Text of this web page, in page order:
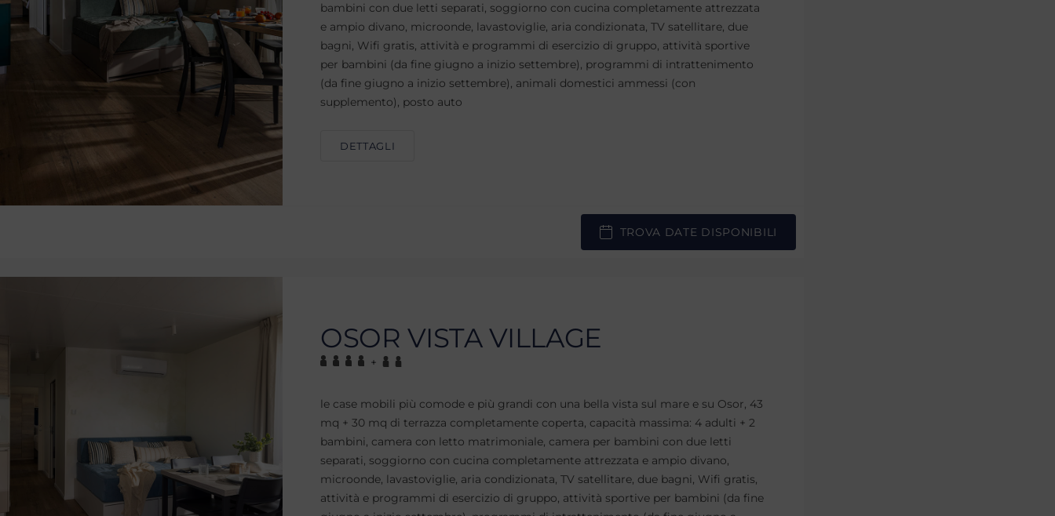
bambini con due letti separati, soggiorno con cucina completamente attrezzata
e ampio divano, microonde, lavastoviglie, aria condizionata, TV satellitare, due
bagni, Wifi gratis, attività e programmi di esercizio di gruppo, attività sportive
per bambini (da fine giugno a inizio settembre), programmi di intrattenimento
(da fine giugno a inizio settembre), animali domestici ammessi (con
supplemento), posto auto
DETTAGLI
TROVA DATE DISPONIBILI
OSOR VISTA VILLAGE
+
le case mobili più comode e più grandi con una bella vista sul mare e su Osor, 43
mq + 30 mq di terrazza completamente coperta, capacità massima: 4 adulti + 2
bambini, camera con letto matrimoniale, camera per bambini con due letti
separati, soggiorno con cucina completamente attrezzata e ampio divano,
microonde, lavastoviglie, aria condizionata, TV satellitare, due bagni, Wifi gratis,
attività e programmi di esercizio di gruppo, attività sportive per bambini (da fine